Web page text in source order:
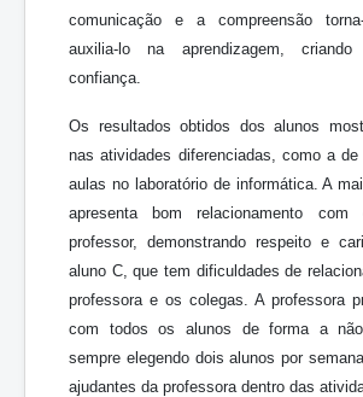
comunicação e a compreensão
auxilia-lo na aprendizagem,
confiança.
Os resultados obtidos dos alunos
nas atividades diferenciadas, como a
aulas no laboratório de informática. A
apresenta bom relacionamento
professor, demonstrando respeito e
aluno C, que tem dificuldades de
professora e os colegas. A professora
com todos os alunos de forma a não
sempre elegendo dois alunos por
ajudantes da professora dentro das